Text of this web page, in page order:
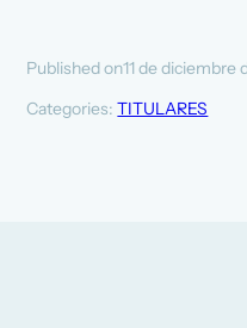
Published on11 de diciembre
Categories:TITULARES